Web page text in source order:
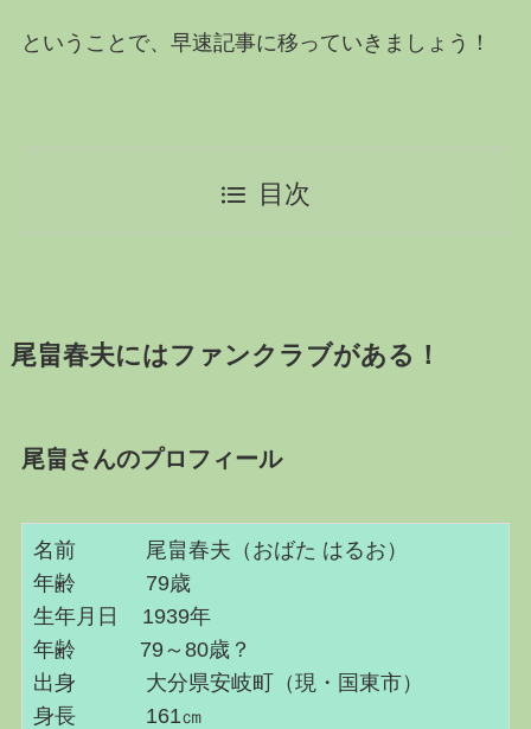
ということで、早速記事に移っていきましょう！
目次
尾畠春夫にはファンクラブがある！
尾畠さんのプロフィール
名前 尾畠春夫（おばた はるお）
年齢 79歳
生年月日 1939年
年齢 79～80歳？
出身 大分県安岐町（現・国東市）
身長161㎝